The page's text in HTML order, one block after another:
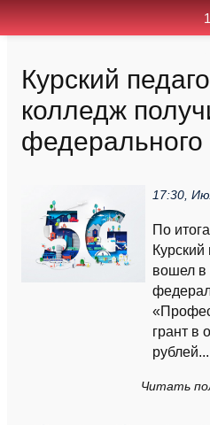
Курский
колледж
17:30,
По
Курский
вошел в
грант в
Читать